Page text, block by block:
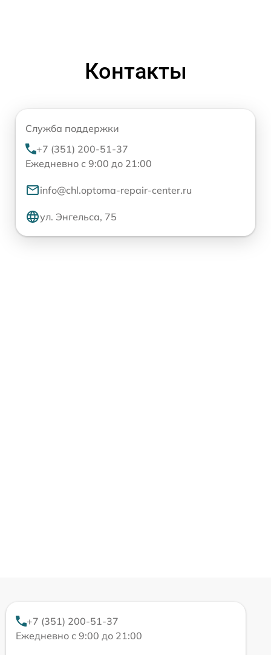
Контакты
Служба поддержки
+7 (351) 200-51-37
Ежедневно с 9:00 до 21:00
info@chl.optoma-repair-center.ru
ул. Энгельса, 75
+7 (351) 200-51-37
Ежедневно с 9:00 до 21:00